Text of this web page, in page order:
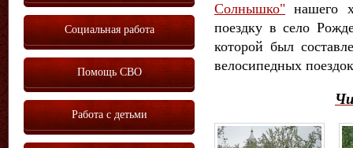
Солнышко" нашего
поездку в село
которой был
велосипедных
Социальная работа
Помощь СВО
Работа с детьми